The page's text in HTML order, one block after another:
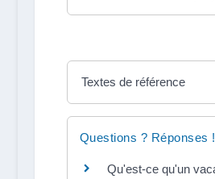
Textes de référence
Questions ? Réponses !
Qu'est-ce qu'un